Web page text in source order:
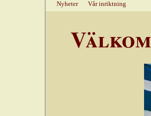
Nyheter Vår inriktning